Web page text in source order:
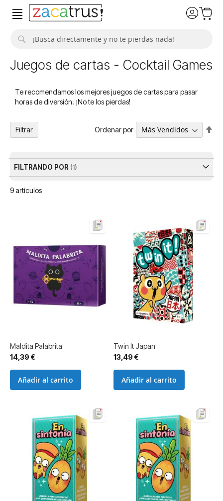
Juegos de cartas - Cocktail Games
Te recomendamos los mejores juegos de cartas para pasar
horas de diversión. ¡No te los pierdas!
9artículos
Ordenar por
Maldita Palabrita
14,39 €
Añadir al carrito
Twin It Japan
13,49 €
Añadir al carrito
Filtrar
FILTRANDO POR